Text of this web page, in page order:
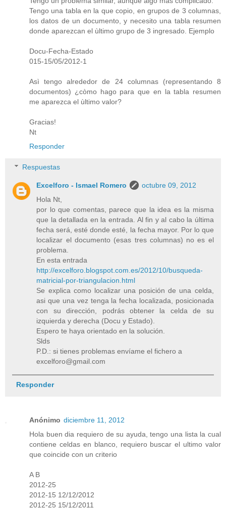
Tengo una tabla en la que copio, en grupos de 3 columnas,
los datos de un documento, y necesito una tabla resumen
donde aparezcan el ùltimo grupo de 3 ingresado. Ejemplo
Docu-Fecha-Estado
015-15/05/2012-1
Asì tengo alrededor de 24 columnas (representando 8
documentos) ¿còmo hago para que en la tabla resumen
me aparezca el ùltimo valor?
Gracias!
Nt
Responder
Respuestas
Excelforo - Ismael Romero
octubre 09, 2012
Hola Nt,
por lo que comentas, parece que la idea es la misma
que la detallada en la entrada. Al fin y al cabo la última
fecha será, esté donde esté, la fecha mayor. Por lo que
localizar el documento (esas tres columnas) no es el
problema.
En esta entrada
http://excelforo.blogspot.com.es/2012/10/busqueda-
matricial-por-triangulacion.html
Se explica como localizar una posición de una celda,
asi que una vez tenga la fecha localizada, posicionada
con su dirección, podrás obtener la celda de su
izquierda y derecha (Docu y Estado).
Espero te haya orientado en la solución.
Slds
P.D.: si tienes problemas envíame el fichero a
excelforo@gmail.com
Responder
Anónimo diciembre 11, 2012
Hola buen dia requiero de su ayuda, tengo una lista la cual
contiene celdas en blanco, requiero buscar el ultimo valor
que coincide con un criterio
A B
2012-25
2012-15 12/12/2012
2012-25 15/12/2011